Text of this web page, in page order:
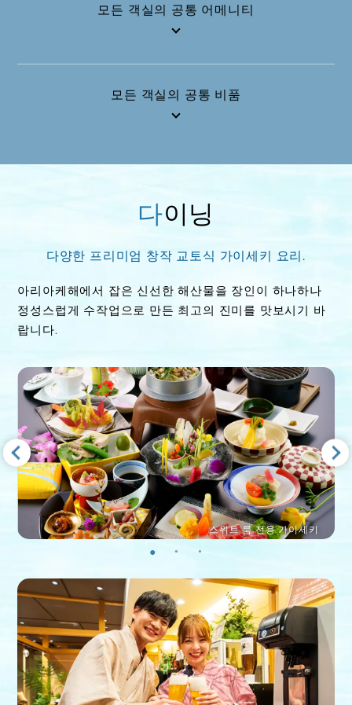
모든 객실의 공통 어메니티
모든 객실의 공통 비품
다이닝
다양한 프리미엄 창작 교토식 가이세키 요리.
아리아케해에서 잡은 신선한 해산물을 장인이 하나하나
정성스럽게 수작업으로 만든 최고의 진미를 맛보시기 바
랍니다.
프리미엄 소고기 샤브샤브 가이세키